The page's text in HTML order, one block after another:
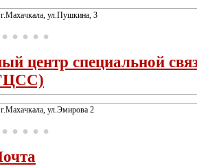
г.Махачкала, ул.Пушкина, 3
центр специальной
г.Махачкала, ул.Эмирова 2